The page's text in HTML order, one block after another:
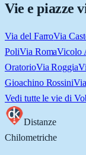
Vie e piazze
Via del FarroVia
PoliVia RomaVicolo
OratorioVia Roggia
Gioachino Rossini
Vedi tutte le vie di
Distanze
Chilometriche